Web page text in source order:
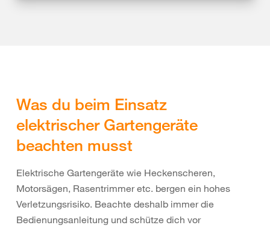
Was du beim Einsatz
elektrischer Gartengeräte
beachten musst
Elektrische Gartengeräte wie Heckenscheren,
Motorsägen, Rasentrimmer etc. bergen ein hohes
Verletzungsrisiko. Beachte deshalb immer die
Bedienungsanleitung und schütze dich vor